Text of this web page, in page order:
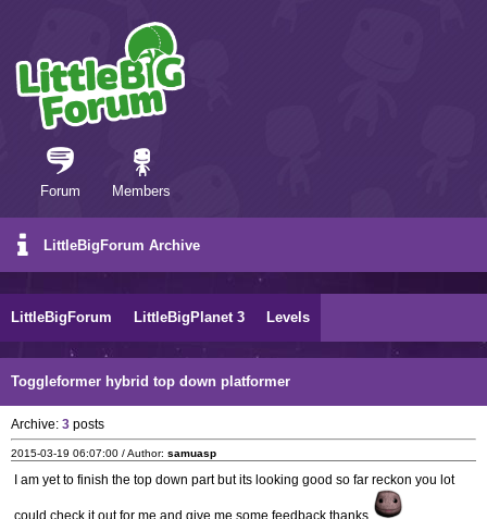
Forum Members
LittleBigForum Archive
LittleBigForum LittleBigPlanet 3 Levels
Toggleformer hybrid top down platformer
Archive: 3 posts
2015-03-19 06:07:00 / Author: samuasp
I am yet to finish the top down part but its looking good so far reckon you lot
could check it out for me and give me some feedback thanks